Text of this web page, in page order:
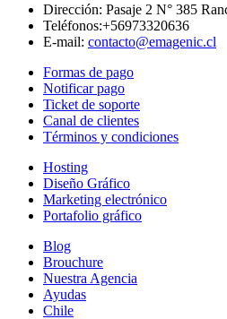
Dirección: Pasaje 2 N° 385
Teléfonos:+56973320636
E-mail: contacto@emagenic.cl
Formas de pago
Notificar pago
Ticket de soporte
Canal de clientes
Términos y condiciones
Hosting
Diseño Gráfico
Marketing electrónico
Portafolio gráfico
Blog
Brouchure
Nuestra Agencia
Ayudas
Chile